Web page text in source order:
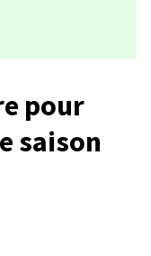
pour
saison